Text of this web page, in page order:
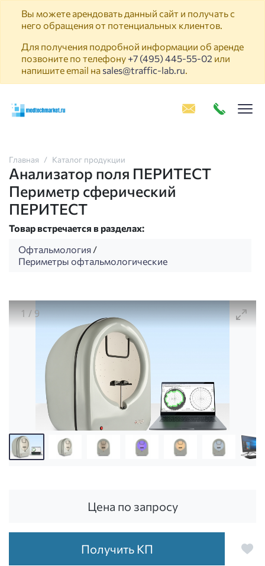
Вы можете арендовать данный сайт и получать с
него обращения от потенциальных клиентов.
Для получения подробной информации об аренде
позвоните по телефону +7 (495) 445-55-02 или
напишите email на sales@traffic-lab.ru.
Главная Каталог продукции
Анализатор поля ПЕРИТЕСТ
Периметр сферический
ПЕРИТЕСТ
Товар встречается в разделах:
Офтальмология /
Периметры офтальмологические
Анализатор поля ПЕРИТЕСТ Периметр
1/9
Цена по запросу
Получить КП